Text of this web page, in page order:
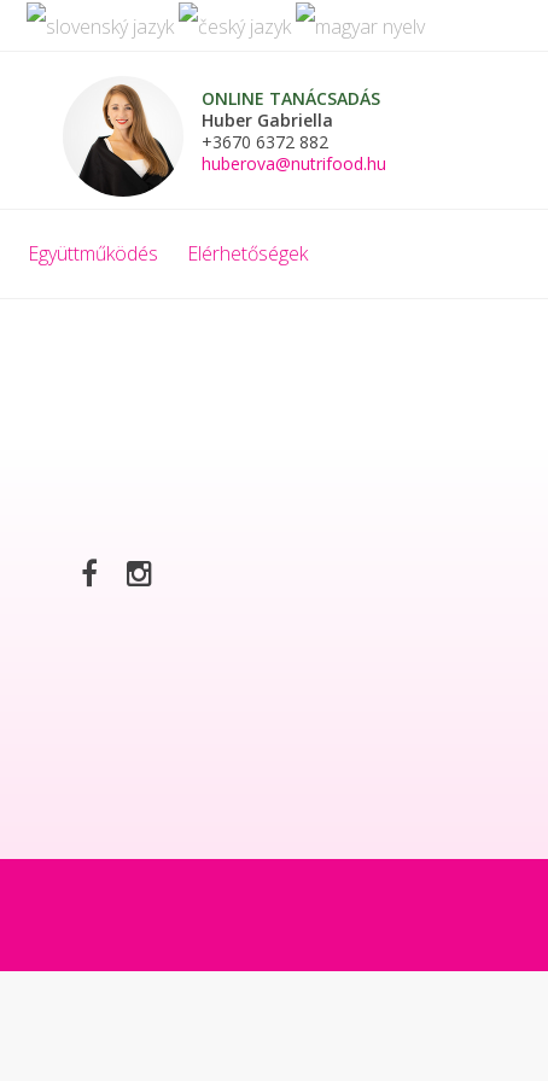
ONLINE TANÁCSADÁS
Huber Gabriella
+3670 6372 882
huberova@nutrifood.hu
Együttműködés Elérhetőségek